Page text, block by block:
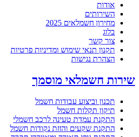
אודות
השירותים
מחירון חשמלאים 2025
בלוג
צור קשר
תקנון תנאי שימוש ומדיניות פרטיות
הצהרת נגישות
שירות חשמלאי מוסמך
תכנון וביצוע עבודות חשמל
תיקון תקלות חשמל
התקנת עמדת טעינה לרכב חשמלי
התקנת שקעים והזזת נקודות חשמל